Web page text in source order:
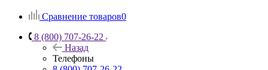
Сравнение товаров0
8 (800) 707-26-22
Назад
Телефоны